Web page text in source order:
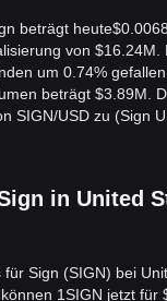
beträgt
von $16.24M.
um 0.74%
beträgt $3.89M.
SIGN/USD zu (Sign
in United
Sign (SIGN) bei
1SIGN jetzt für